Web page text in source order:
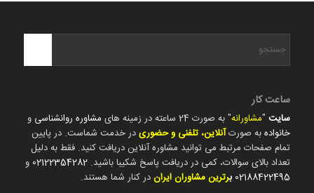
ساعت کار
سایت"مشاورانه" به صورت 24 ساعته در زمینه های مشاوره روانشناسی و
خانوادهبه صورتآنلاین، تلفنی و حضوریدر خدمت شماست. در پایین
تمام صفحات مرتبط می توانید مشاوره آنلاین دریافت کنید. فقط به دلیل
تعداد بالای سوالات، کمی در دریافت پاسخ شکیبا باشید. 02122354282 و
02188422495 برترین مشاوران ایراندر کنار شما هستند.